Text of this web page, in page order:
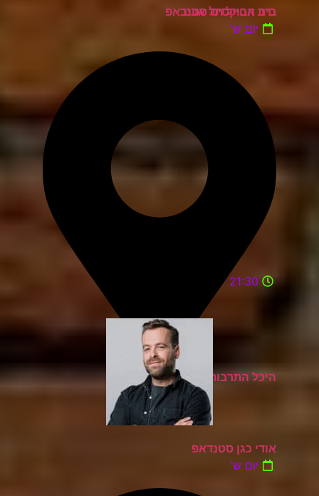
בית החייל תל אביב
נדב אבוקסיס סטנדאפ
יום ש'
היכל התרבות מעלות תרשיחא
21:30
אודי כגן סטנדאפ
יום ש'